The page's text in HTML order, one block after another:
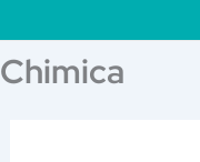
Chimica